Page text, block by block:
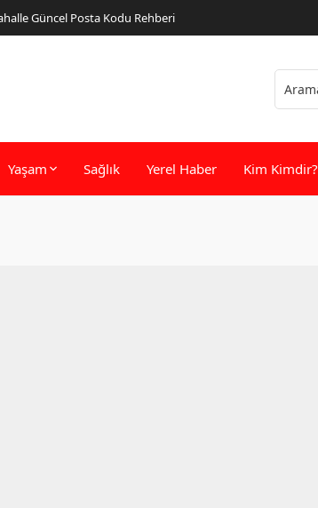
Güncel Posta Kodu Rehberi
Yaşam Sağlık Yerel Haber Kim Kimdir?